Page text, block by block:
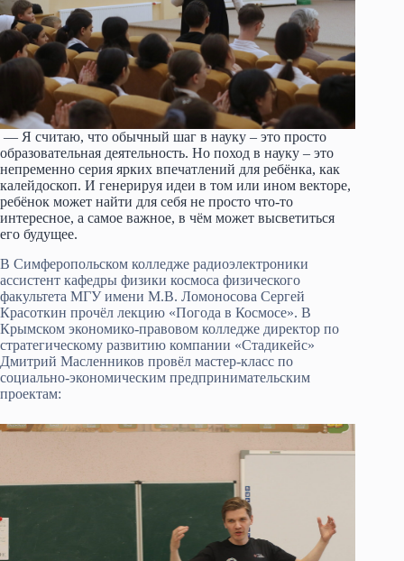
— Я считаю, что обычный шаг в науку – это просто
образовательная деятельность. Но поход в науку – это
непременно серия ярких впечатлений для ребёнка, как
калейдоскоп. И генерируя идеи в том или ином векторе,
ребёнок может найти для себя не просто что-то
интересное, а самое важное, в чём может высветиться
его будущее.
В Симферопольском колледже радиоэлектроники
ассистент кафедры физики космоса физического
факультета МГУ имени М.В. Ломоносова Сергей
Красоткин прочёл лекцию «Погода в Космосе». В
Крымском экономико-правовом колледже директор по
стратегическому развитию компании «Стадикейс»
Дмитрий Масленников провёл мастер-класс по
социально-экономическим предпринимательским
проектам: